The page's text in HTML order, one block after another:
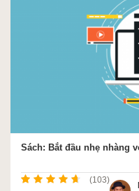
Sách: Bắt đầu nhẹ nhàng
(103)